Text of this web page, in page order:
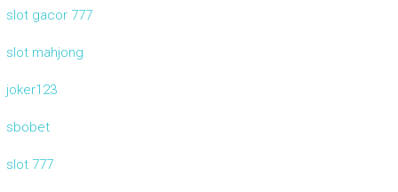
slot gacor 777
slot mahjong
joker123
sbobet
slot 777